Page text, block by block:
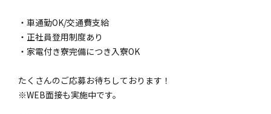
・車通勤OK/交通費支給
・正社員登用制度あり
・家電付き寮完備につき入寮OK
たくさんのご応募お待ちしております！
※WEB面接も実施中です。